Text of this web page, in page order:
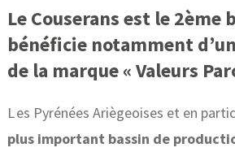
Le Couserans est le
bénéficie notamment
de la marque « Valeurs
Les Pyrénées Ariègeoises et en
plus important bassin de